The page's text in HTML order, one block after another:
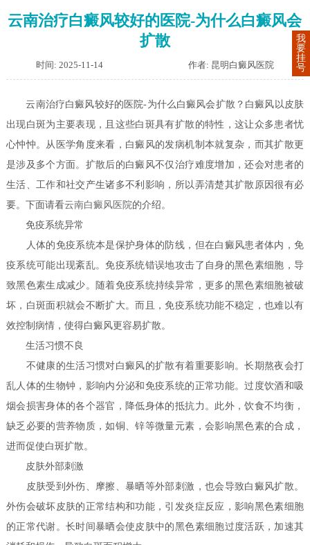
云南治疗白癜风较好的医院-为什么白癜风会
扩散
时间: 2025-11-14 作者: 昆明白癜风医院
云南治疗白癜风较好的医院-为什么白癜风会扩散？白癜风以皮肤
出现白斑为主要表现，且这些白斑具有扩散的特性，这让众多患者忧
心忡忡。从医学角度来看，白癜风的发病机制本就复杂，而其扩散更
是涉及多个方面。扩散后的白癜风不仅治疗难度增加，还会对患者的
生活、工作和社交产生诸多不利影响，所以弄清楚其扩散原因很有必
要。下面请看云南白癜风医院的介绍。
免疫系统异常
人体的免疫系统本是保护身体的防线，但在白癜风患者体内，免
疫系统可能出现紊乱。免疫系统错误地攻击了自身的黑色素细胞，导
致黑色素生成减少。随着免疫系统持续异常，更多的黑色素细胞被破
坏，白斑面积就会不断扩大。而且，免疫系统功能不稳定，也难以有
效控制病情，使得白癜风更容易扩散。
生活习惯不良
不健康的生活习惯对白癜风的扩散有着重要影响。长期熬夜会打
乱人体的生物钟，影响内分泌和免疫系统的正常功能。过度饮酒和吸
烟会损害身体的各个器官，降低身体的抵抗力。此外，饮食不均衡，
缺乏必要的营养物质，如铜、锌等微量元素，会影响黑色素的合成，
进而促使白斑扩散。
皮肤外部刺激
皮肤受到外伤、摩擦、暴晒等外部刺激，也会导致白癜风扩散。
外伤会破坏皮肤的正常结构和功能，引发炎症反应，影响黑色素细胞
的正常代谢。长时间暴晒会使皮肤中的黑色素细胞过度活跃，加速其
我
要
挂
号